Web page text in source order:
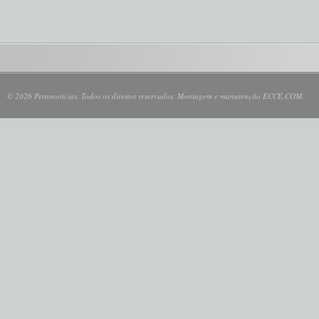
© 2026 Petronotícias. Todos os direitos reservados. Montagem e manutenção ECCE.COM.